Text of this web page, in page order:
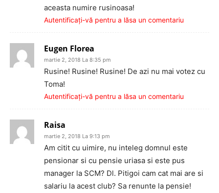
aceasta numire rusinoasa!
Autentificați-vă pentru a lăsa un comentariu
Eugen Florea
martie 2, 2018 La 8:35 pm
Rusine! Rusine! Rusine! De azi nu mai votez cu
Toma!
Autentificați-vă pentru a lăsa un comentariu
Raisa
martie 2, 2018 La 9:13 pm
Am citit cu uimire, nu inteleg domnul este
pensionar si cu pensie uriasa si este pus
manager la SCM? Dl. Pitigoi cam cat mai are si
salariu la acest club? Sa renunte la pensie!